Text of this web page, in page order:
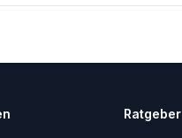
Ratgeber